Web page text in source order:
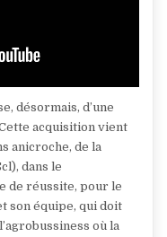
désormais, d’une
acquisition vient
anicroche, de la
dans le
de réussite, pour le
son équipe, qui doit
où la